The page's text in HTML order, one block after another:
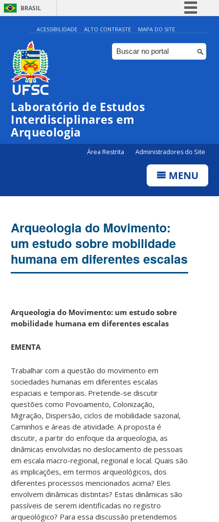
BRASIL
Simplifique!
Comunica BR
Participe
ACESSIBILIDADE ALTO CONTRASTE MAPA DO SITE
Laboratório de Estudos
Interdisciplinares em
Arqueologia
Área Restrita Administradores do Site
MENU
Arqueologia do Movimento:
um estudo sobre mobilidade
humana em diferentes escalas
Arqueologia do Movimento: um estudo sobre
mobilidade humana em diferentes escalas
EMENTA
Trabalhar com a questão do movimento em
sociedades humanas em diferentes escalas
espaciais e temporais. Pretende-se discutir
questões como Povoamento, Colonização,
Migração, Dispersão, ciclos de mobilidade sazonal,
Caminhos e áreas de atividade. A proposta é
discutir, a partir do enfoque da arqueologia, as
dinâmicas envolvidas no deslocamento de pessoas
em escala macro-regional, regional e local. Quais são
as implicações, em termos arqueológicos, dos
diferentes processos mencionados acima? Eles
envolvem dinâmicas distintas? Estas dinâmicas são
passíveis de serem identificadas no registro
arqueológico? Para essa discussão pretendemos